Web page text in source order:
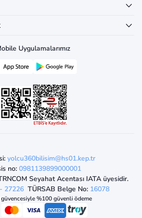
Uygulamalarımız
yolcu360bilisim@hs01.kep.tr
no: 0981139899000001
Seyahat Acentası IATA üyesidir.
27226 TÜRSAB Belge No: 16078
%100 güvenli ödeme